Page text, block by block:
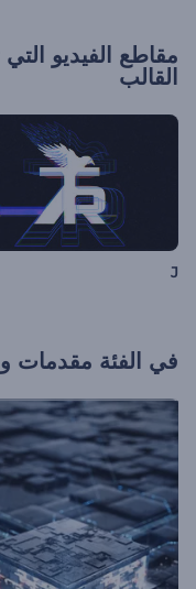
مقاطع الفيديو
القالب
J
في الفئة مقدمات